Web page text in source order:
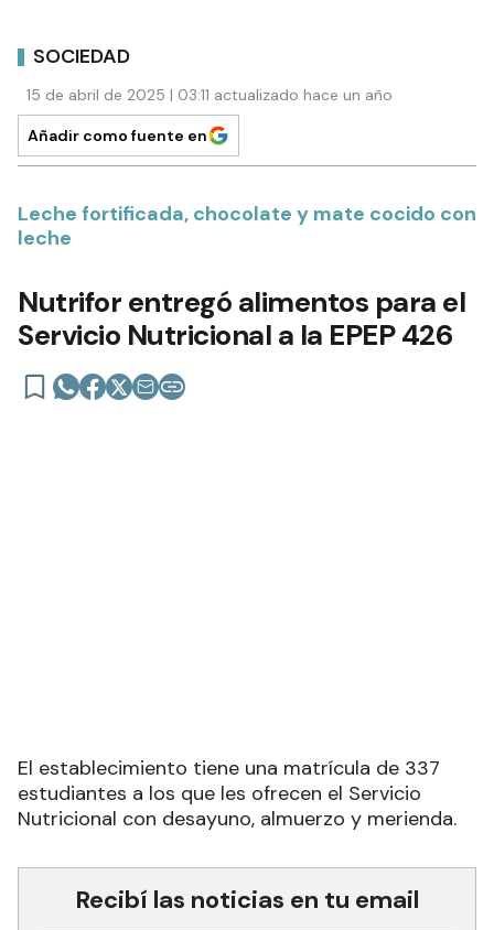
SOCIEDAD
15 de abril de 2025 | 03:11 actualizado hace un año
Añadir como fuente en
Leche fortificada, chocolate y mate cocido con
leche
Nutrifor entregó alimentos para el
Servicio Nutricional a la EPEP 426
Nutricional con desayuno, almuerzo y merienda.